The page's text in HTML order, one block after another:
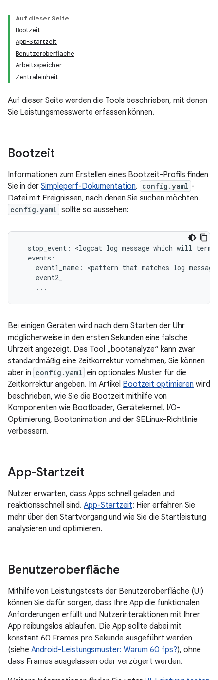
Auf dieser Seite
Bootzeit
App-Startzeit
Benutzeroberfläche
Arbeitsspeicher
Zentraleinheit
Auf dieser Seite werden die Tools beschrieben, mit denen
Sie Leistungsmesswerte erfassen können.
Bootzeit
Informationen zum Erstellen eines Bootzeit-Profils finden
Sie in der Simpleperf-Dokumentation. config.yaml -
Datei mit Ereignissen, nach denen Sie suchen möchten.
config.yaml sollte so aussehen:
stop_event: <logcat log message which will
  events:
event1_name: <pattern that matches log
    event2_
    ...
Bei einigen Geräten wird nach dem Starten der Uhr
möglicherweise in den ersten Sekunden eine falsche
Uhrzeit angezeigt. Das Tool „bootanalyze“ kann zwar
standardmäßig eine Zeitkorrektur vornehmen, Sie können
aber in config.yaml ein optionales Muster für die
Zeitkorrektur angeben. Im Artikel Bootzeit optimieren wird
beschrieben, wie Sie die Bootzeit mithilfe von
Komponenten wie Bootloader, Gerätekernel, I/O-
Optimierung, Bootanimation und der SELinux-Richtlinie
verbessern.
App-Startzeit
Nutzer erwarten, dass Apps schnell geladen und
reaktionsschnell sind. App-Startzeit: Hier erfahren Sie
mehr über den Startvorgang und wie Sie die Startleistung
analysieren und optimieren.
Benutzeroberfläche
Mithilfe von Leistungstests der Benutzeroberfläche (UI)
können Sie dafür sorgen, dass Ihre App die funktionalen
Anforderungen erfüllt und Nutzerinteraktionen mit Ihrer
App reibungslos ablaufen. Die App sollte dabei mit
konstant 60 Frames pro Sekunde ausgeführt werden
(siehe Android-Leistungsmuster: Warum 60 fps?), ohne
dass Frames ausgelassen oder verzögert werden.